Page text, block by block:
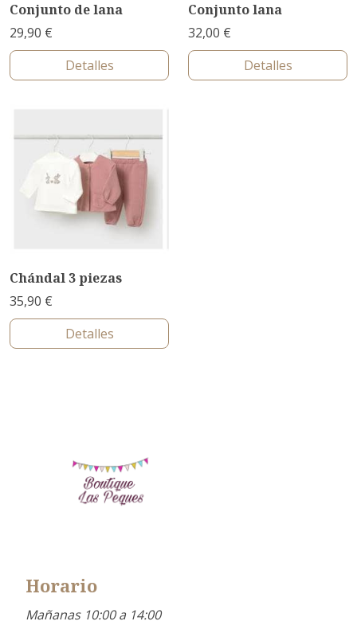
Conjunto de lana
29,90 €
Detalles
Conjunto lana
32,00 €
Detalles
Chándal 3 piezas
35,90 €
Detalles
Horario
Mañanas 10:00 a 14:00